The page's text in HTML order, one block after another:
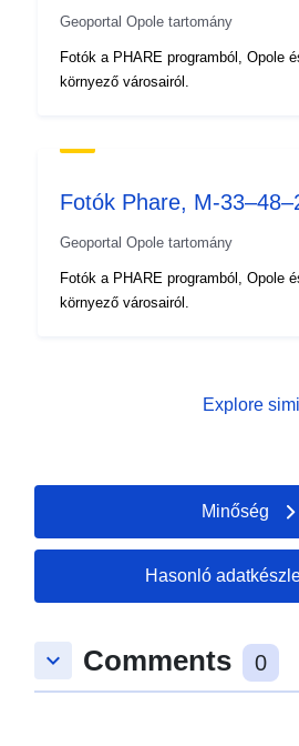
Azonosítók: brak
http://
codelist/
Geoportal Opole tartomány
Fotók a PHARE programból, Opole
környező városairól.
Fotók Phare, M-
Geoportal Opole tartomány
Fotók a PHARE programból, Opole
környező városairól.
Explore
Minőség
Hasonló
keyboard_arrow_down Comments 0